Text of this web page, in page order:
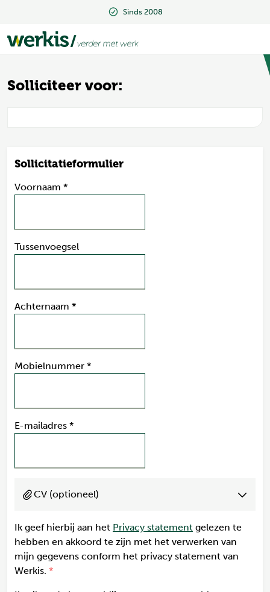
Sinds 2008
Sinds 2008
Solliciteer voor:
Sollicitatieformulier
Voornaam *
Tussenvoegsel
Achternaam *
Mobielnummer *
E-mailadres *
CV (optioneel)
Ik geef hierbij aan het Privacy statement gelezen te
hebben en akkoord te zijn met het verwerken van
mijn gegevens conform het privacy statement van
Werkis.